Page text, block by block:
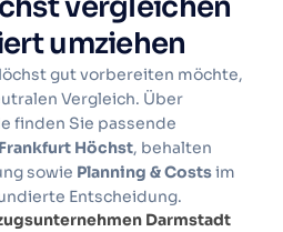
vergleichen
umziehen
gut vorbereiten möchte,
Vergleich. Über
finden Sie passende
Höchst, behalten
sowie Planning & Costsim
Entscheidung.
Darmstadt